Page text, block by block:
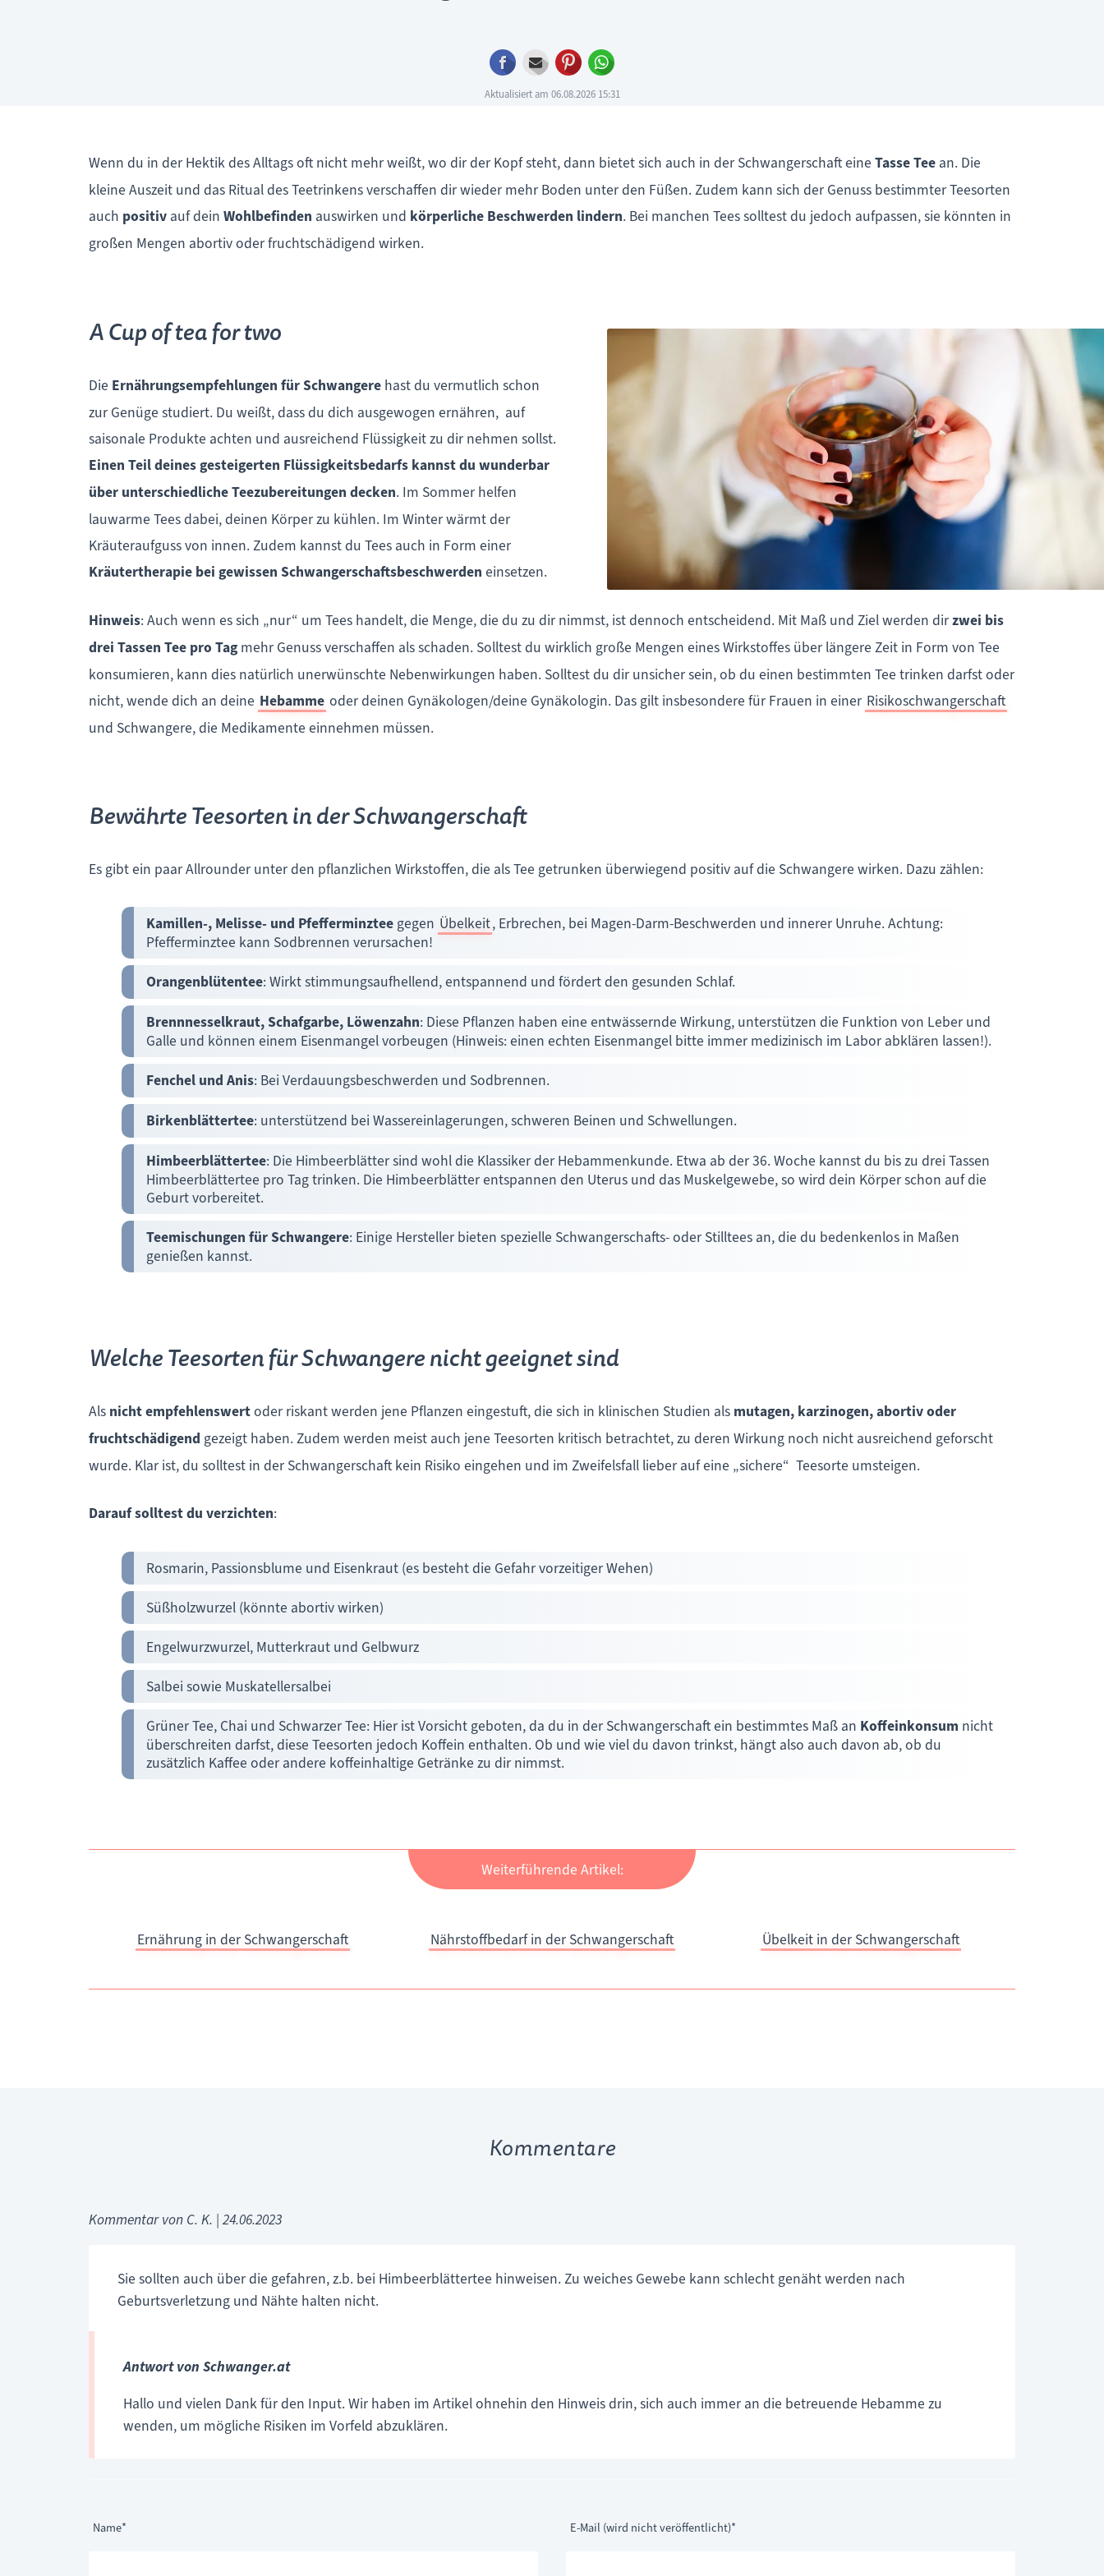
Facebook
E-mail Pinterest
Aktualisiert am 06.08.2026 15:31
Wenn du in der Hektik des Alltags oft nicht mehr weißt, wo dir der Kopf steht, dann bietet sich auch in der Schwangerschaft eine Tasse Teean. Die
kleine Auszeit und das Ritual des Teetrinkens verschaffen dir wieder mehr Boden unter den Füßen. Zudem kann sich der Genuss bestimmter Teesorten
auch positivauf dein Wohlbefinden auswirken und körperliche Beschwerden lindern. Bei manchen Tees solltest du jedoch aufpassen, sie könnten in
großen Mengen abortiv oder fruchtschädigend wirken.
A Cup of tea for two
Die Ernährungsempfehlungen für Schwangerehast du vermutlich schon
zur Genüge studiert. Du weißt, dass du dich ausgewogen ernähren, auf
saisonale Produkte achten und ausreichend Flüssigkeit zu dir nehmen sollst.
Einen Teil deines gesteigerten Flüssigkeitsbedarfs kannst du wunderbar
über unterschiedliche Teezubereitungen decken. Im Sommer helfen
lauwarme Tees dabei, deinen Körper zu kühlen. Im Winter wärmt der
Kräuteraufguss von innen. Zudem kannst du Tees auch in Form einer
Kräutertherapie bei gewissen Schwangerschaftsbeschwerden einsetzen.
Hinweis: Auch wenn es sich „nur“ um Tees handelt, die Menge, die du zu dir nimmst, ist dennoch entscheidend. Mit Maß und Ziel werden dirzwei bis
drei Tassen Tee pro Tagmehr Genuss verschaffen als schaden. Solltest du wirklich große Mengen eines Wirkstoffes über längere Zeit in Form von Tee
konsumieren, kann dies natürlich unerwünschte Nebenwirkungen haben. Solltest du dir unsicher sein, ob du einen bestimmten Tee trinken darfst oder
nicht, wende dich an deine Hebamme oder deinen Gynäkologen/deine Gynäkologin. Das gilt insbesondere für Frauen in einer Risikoschwangerschaft
und Schwangere, die Medikamente einnehmen müssen.
Bewährte Teesorten in der Schwangerschaft
Es gibt ein paar Allrounder unter den pflanzlichen Wirkstoffen, die als Tee getrunken überwiegend positiv auf die Schwangere wirken. Dazu zählen:
Kamillen-, Melisse- und Pfefferminzteegegen Übelkeit, Erbrechen, bei Magen-Darm-Beschwerden und innerer Unruhe. Achtung:
Pfefferminztee kann Sodbrennen verursachen!
Orangenblütentee: Wirkt stimmungsaufhellend, entspannend und fördert den gesunden Schlaf.
Brennnesselkraut, Schafgarbe, Löwenzahn: Diese Pflanzen haben eine entwässernde Wirkung, unterstützen die Funktion von Leber und
Galle und können einem Eisenmangel vorbeugen (Hinweis: einen echten Eisenmangel bitte immer medizinisch im Labor abklären lassen!).
Fenchel und Anis: Bei Verdauungsbeschwerden und Sodbrennen.
Birkenblättertee: unterstützend bei Wassereinlagerungen, schweren Beinen und Schwellungen.
Himbeerblättertee: Die Himbeerblätter sind wohl die Klassiker der Hebammenkunde. Etwa ab der 36. Woche kannst du bis zu drei Tassen
Himbeerblättertee pro Tag trinken. Die Himbeerblätter entspannen den Uterus und das Muskelgewebe, so wird dein Körper schon auf die
Geburt vorbereitet.
Teemischungen für Schwangere: Einige Hersteller bieten spezielle Schwangerschafts- oder Stilltees an, die du bedenkenlos in Maßen
genießen kannst.
Welche Teesorten für Schwangere nicht geeignet sind
Als nicht empfehlenswertoder riskant werden jene Pflanzen eingestuft, die sich in klinischen Studien als mutagen, karzinogen, abortiv oder
fruchtschädigend gezeigt haben. Zudem werden meist auch jene Teesorten kritisch betrachtet, zu deren Wirkung noch nicht ausreichend geforscht
wurde. Klar ist, du solltest in der Schwangerschaft kein Risiko eingehen und im Zweifelsfall lieber auf eine „sichere“ Teesorte umsteigen.
Darauf solltest du verzichten:
Rosmarin, Passionsblume und Eisenkraut (es besteht die Gefahr vorzeitiger Wehen)
Süßholzwurzel (könnte abortiv wirken)
Engelwurzwurzel, Mutterkraut und Gelbwurz
Salbei sowie Muskatellersalbei
Grüner Tee, Chai und Schwarzer Tee: Hier ist Vorsicht geboten, da du in der Schwangerschaft ein bestimmtes Maß an Koffeinkonsum nicht
überschreiten darfst, diese Teesorten jedoch Koffein enthalten. Ob und wie viel du davon trinkst, hängt also auch davon ab, ob du
zusätzlich Kaffee oder andere koffeinhaltige Getränke zu dir nimmst.
Weiterführende Artikel:
Ernährung in der Schwangerschaft Nährstoffbedarf in der Schwangerschaft Übelkeit in der Schwangerschaft
Kommentare
Kommentar von C. K. | 24.06.2023
Sie sollten auch über die gefahren, z.b. bei Himbeerblättertee hinweisen. Zu weiches Gewebe kann schlecht genäht werden nach
Geburtsverletzung und Nähte halten nicht.
Antwort von Schwanger.at
Hallo und vielen Dank für den Input. Wir haben im Artikel ohnehin den Hinweis drin, sich auch immer an die betreuende Hebamme zu
wenden, um mögliche Risiken im Vorfeld abzuklären.
Pflichtfeld
Name* Pflichtfeld
E-Mail (wird nicht veröffentlicht)*